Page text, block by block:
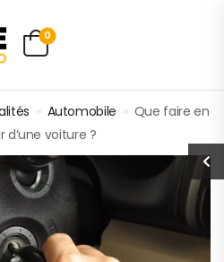
0
» Automobile » Que faire en
voiture ?